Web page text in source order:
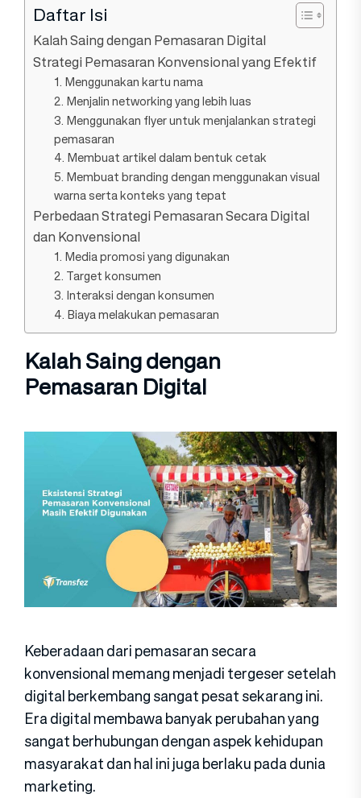
Daftar Isi
Kalah Saing dengan Pemasaran Digital
Strategi Pemasaran Konvensional yang Efektif
1. Menggunakan kartu nama
2. Menjalin networking yang lebih luas
3. Menggunakan flyer untuk menjalankan strategi
pemasaran
4. Membuat artikel dalam bentuk cetak
5. Membuat branding dengan menggunakan visual
warna serta konteks yang tepat
Perbedaan Strategi Pemasaran Secara Digital
dan Konvensional
1. Media promosi yang digunakan
2. Target konsumen
3. Interaksi dengan konsumen
4. Biaya melakukan pemasaran
Kalah Saing dengan
Pemasaran Digital
Keberadaan dari pemasaran secara
konvensional memang menjadi tergeser setelah
digital berkembang sangat pesat sekarang ini.
Era digital membawa banyak perubahan yang
sangat berhubungan dengan aspek kehidupan
masyarakat dan hal ini juga berlaku pada dunia
marketing.